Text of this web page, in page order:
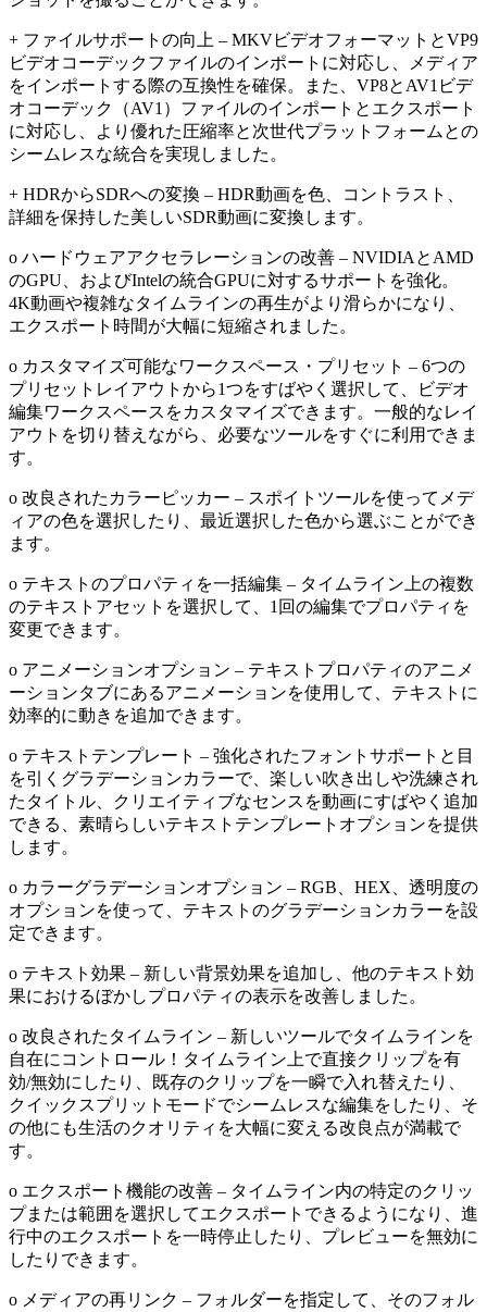
+ ファイルサポートの向上 – MKVビデオフォーマットとVP9
ビデオコーデックファイルのインポートに対応し、メディア
をインポートする際の互換性を確保。また、VP8とAV1ビデ
オコーデック（AV1）ファイルのインポートとエクスポート
に対応し、より優れた圧縮率と次世代プラットフォームとの
シームレスな統合を実現しました。
+ HDRからSDRへの変換 – HDR動画を色、コントラスト、
詳細を保持した美しいSDR動画に変換します。
o ハードウェアアクセラレーションの改善 – NVIDIAとAMD
のGPU、およびIntelの統合GPUに対するサポートを強化。
4K動画や複雑なタイムラインの再生がより滑らかになり、
エクスポート時間が大幅に短縮されました。
o カスタマイズ可能なワークスペース・プリセット – 6つの
プリセットレイアウトから1つをすばやく選択して、ビデオ
編集ワークスペースをカスタマイズできます。一般的なレイ
アウトを切り替えながら、必要なツールをすぐに利用できま
す。
o 改良されたカラーピッカー – スポイトツールを使ってメデ
ィアの色を選択したり、最近選択した色から選ぶことができ
ます。
o テキストのプロパティを一括編集 – タイムライン上の複数
のテキストアセットを選択して、1回の編集でプロパティを
変更できます。
o アニメーションオプション – テキストプロパティのアニメ
ーションタブにあるアニメーションを使用して、テキストに
効率的に動きを追加できます。
o テキストテンプレート – 強化されたフォントサポートと目
を引くグラデーションカラーで、楽しい吹き出しや洗練され
たタイトル、クリエイティブなセンスを動画にすばやく追加
できる、素晴らしいテキストテンプレートオプションを提供
します。
o カラーグラデーションオプション – RGB、HEX、透明度の
オプションを使って、テキストのグラデーションカラーを設
定できます。
o テキスト効果 – 新しい背景効果を追加し、他のテキスト効
果におけるぼかしプロパティの表示を改善しました。
o 改良されたタイムライン – 新しいツールでタイムラインを
自在にコントロール！タイムライン上で直接クリップを有
効/無効にしたり、既存のクリップを一瞬で入れ替えたり、
クイックスプリットモードでシームレスな編集をしたり、そ
の他にも生活のクオリティを大幅に変える改良点が満載で
す。
o エクスポート機能の改善 – タイムライン内の特定のクリッ
プまたは範囲を選択してエクスポートできるようになり、進
行中のエクスポートを一時停止したり、プレビューを無効に
したりできます。
o メディアの再リンク – フォルダーを指定して、そのフォル